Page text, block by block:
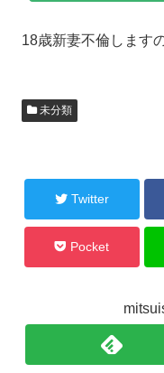
18歳新妻不倫します
未分類
Twitter
Pocket